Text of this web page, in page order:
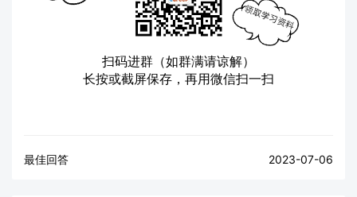
扫码进群（如群满请谅解）
长按或截屏保存，再用微信扫一扫
最佳回答 2023-07-06